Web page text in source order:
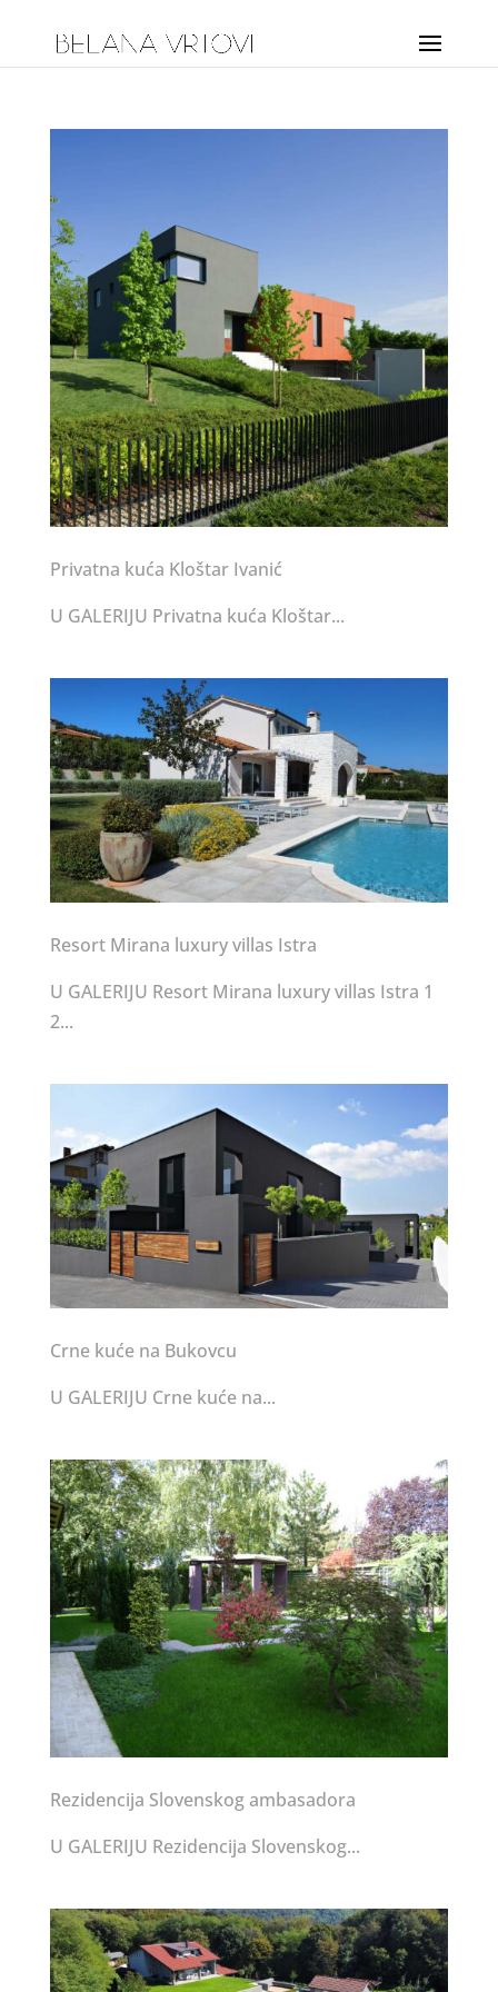
Privatna kuća Kloštar Ivanić
U GALERIJU Privatna kuća Kloštar...
Resort Mirana luxury villas Istra
U GALERIJU Resort Mirana luxury villas Istra 1
2...
Crne kuće na Bukovcu
U GALERIJU Crne kuće na...
Rezidencija Slovenskog ambasadora
U GALERIJU Rezidencija Slovenskog...